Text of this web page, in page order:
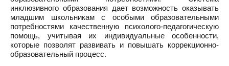
инклюзивного образования дает возможность оказывать
младшим школьникам с особыми образовательными
потребностями качественную психолого-педагогическую
помощь, учитывая их индивидуальные особенности,
которые позволят развивать и повышать коррекционно-
образовательный процесс.